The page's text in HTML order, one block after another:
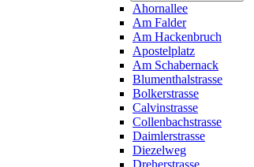
Ahornallee
Am Falder
Am Hackenbruch
Apostelplatz
Am Schabernack
Blumenthalstrasse
Bolkerstrasse
Calvinstrasse
Collenbachstrasse
Daimlerstrasse
Diezelweg
Dreherstrasse